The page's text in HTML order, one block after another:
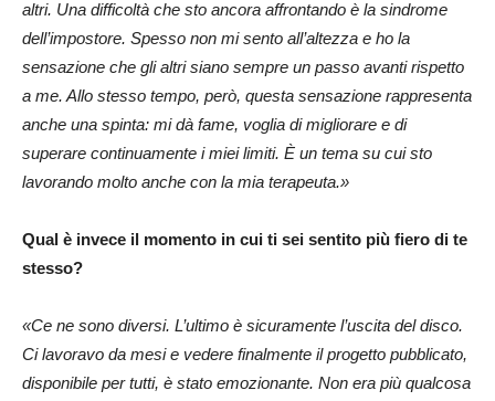
altri. Una difficoltà che sto ancora affrontando è la sindrome
dell’impostore. Spesso non mi sento all’altezza e ho la
sensazione che gli altri siano sempre un passo avanti rispetto
a me. Allo stesso tempo, però, questa sensazione rappresenta
anche una spinta: mi dà fame, voglia di migliorare e di
superare continuamente i miei limiti. È un tema su cui sto
lavorando molto anche con la mia terapeuta.»
Qual è invece il momento in cui ti sei sentito più fiero di te
stesso?
«Ce ne sono diversi. L’ultimo è sicuramente l’uscita del disco.
Ci lavoravo da mesi e vedere finalmente il progetto pubblicato,
disponibile per tutti, è stato emozionante. Non era più qualcosa